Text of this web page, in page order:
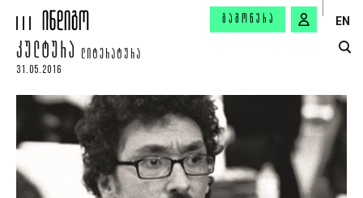
ᲒᲐᲛᲝᲬᲔᲠᲐ EN
ᲙᲣᲚᲢᲣᲠᲐ ᲚᲘᲢᲔᲠᲐᲢᲣᲠᲐ
31.05.2016